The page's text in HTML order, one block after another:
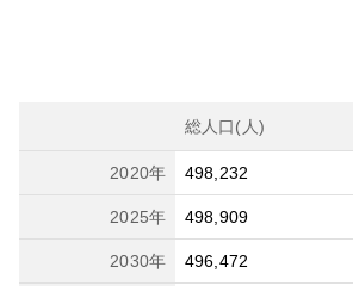
総人口(人)
2020年 498,232
2025年 498,909
2030年 496,472